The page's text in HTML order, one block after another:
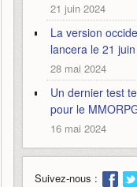
21 juin 2024
La version
lancera le 21
28 mai 2024
Un dernier test
pour le
16 mai 2024
Suivez-nous :